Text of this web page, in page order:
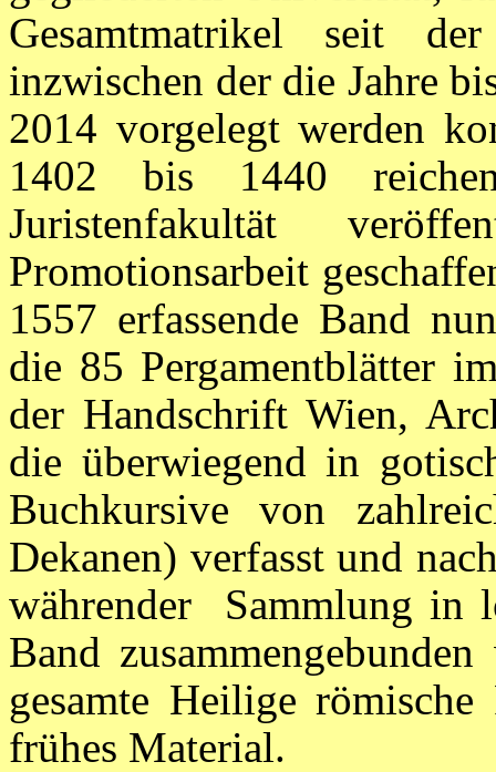
Gesamtmatrikel seit
inzwischen der die Jahre
2014 vorgelegt werden
1402 bis 1440
Juristenfakultät
Promotionsarbeit
1557 erfassende Band
die 85 Pergamentblätter
der Handschrift Wien,
die überwiegend in
Buchkursive von
Dekanen) verfasst und
währender Sammlung in
Band
gesamte Heilige
frühes Material.